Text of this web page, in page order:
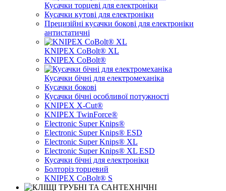
Кусачки торцеві для електроніки
Кусачки кутові для електроніки
Прецизійні кусачки бокові для електроніки
антистатичні
KNIPEX CoBolt® XL
KNIPEX CoBolt®
Кусачки бічні для електромеханіка
Кусачки бокові
Кусачки бічні особливої ​​потужності
KNIPEX X-Cut®
KNIPEX TwinForce®
Electronic Super Knips®
Electronic Super Knips® ESD
Electronic Super Knips® XL
Electronic Super Knips® XL ESD
Кусачки бічні для електроніки
Болторіз торцевий
KNIPEX CoBolt® S